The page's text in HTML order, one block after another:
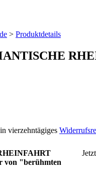
> Produktdetails
vierzehntägiges
von "berühmten